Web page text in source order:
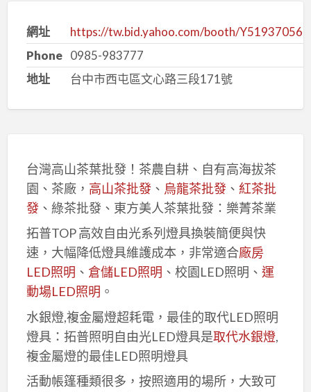
網址
https://tw.bid.yahoo.com/booth/
Phone 0985-983777
地址
台中市西屯區文心路三段171號
台灣高山茶葉批發！茶農自耕、自有高海拔茶
園、茶廠， 高山茶批發、 烏龍茶批發、 紅茶批
發、綠茶批發、東方美人茶葉批發：樂菁茶業
拓普TOP 高效自由光系列燈具換裝簡便與快
速，大幅降低燈具維護成本，非常適合廠房
LED照明 、 倉儲LED照明 、校園LED照明、 運
動場LED照明 。
水銀燈,複金屬燈超耗電，最佳的取代LED照明
燈具：拓普照明自由光LED燈具是取代水銀燈,
複金屬燈的最佳LED照明燈具
活動帳篷種類很多，按照適用的場所，大致可